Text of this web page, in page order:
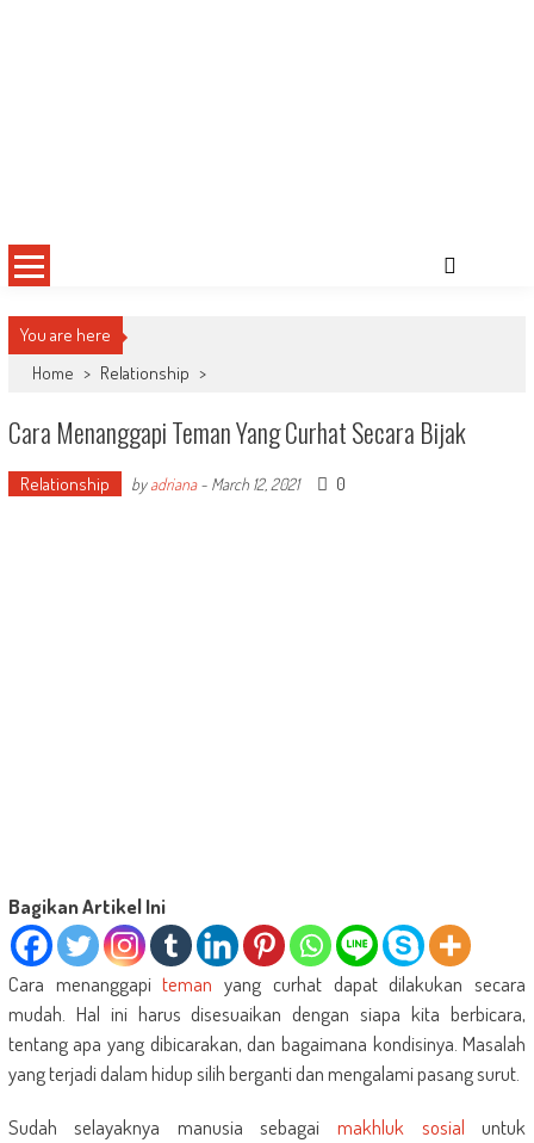
You are here
Home > Relationship >
Cara Menanggapi Teman Yang Curhat Secara Bijak
Relationship byadriana- March 12, 2021 0
Bagikan Artikel Ini
Cara menanggapiteman yang curhat dapat dilakukan secara
mudah. Hal ini harus disesuaikan dengan siapa kita berbicara,
tentang apa yang dibicarakan, dan bagaimana kondisinya. Masalah
yang terjadi dalam hidup silih berganti dan mengalami pasang surut.
Sudah selayaknya manusia sebagaimakhluk sosial untuk